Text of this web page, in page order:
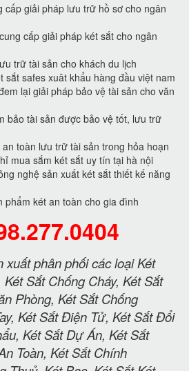
cấp giải pháp lưu trữ hồ sơ cho ngân
cung cấp giải pháp két sắt cho ngân
trữ tài sản cho khách du lịch
sắt safes xuât khẩu hàng đầu việt nam
lại giải pháp bảo vệ tài sản cho văn
bảo tài sản được bảo vệ tốt, lưu trữ
an toàn lưu trữ tài sản trong hỏa hoạn
mua sắm két sắt uy tín tại hà nội
nghệ sản xuất két sắt thiết kế năng
phẩm két an toàn cho gia đình
xuất phân phối các loại Két
Sắt Chống Cháy, Két Sắt
Phòng, Két Sắt Chống
Két Sắt Điện Tử, Két Sắt Đổi
Két Sắt Dự Án, Két Sắt
Toàn, Két Sắt Chính